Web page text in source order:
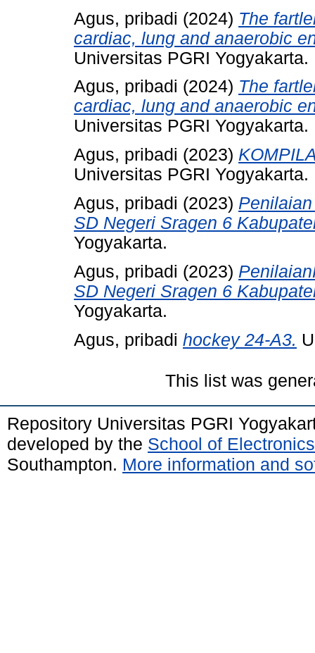
Agus, pribadi (2024) The
cardiac, lung and anaerobic
Universitas PGRI Yogyakarta.
Agus, pribadi (2024) The
cardiac, lung and anaerobic
Universitas PGRI Yogyakarta.
Agus, pribadi (2023)
Universitas PGRI Yogyakarta.
Agus, pribadi (2023)
SD Negeri Sragen 6
Yogyakarta.
Agus, pribadi (2023)
SD Negeri Sragen 6
Yogyakarta.
Agus, pribadi hockey 24-A3.
This list was
Repository Universitas PGRI
developed by the School of
Southampton. More information and